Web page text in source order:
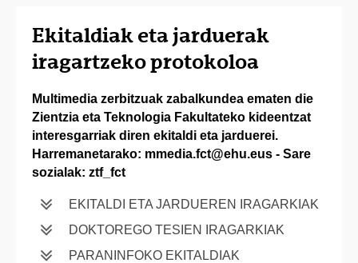
Ekitaldiak eta jarduerak
iragartzeko protokoloa
Multimedia zerbitzuak zabalkundea ematen die
Zientzia eta Teknologia Fakultateko kideentzat
interesgarriak diren ekitaldi eta jarduerei.
Harremanetarako: mmedia.fct@ehu.eus - Sare
sozialak: ztf_fct
EKITALDI ETA JARDUEREN IRAGARKIAK
DOKTOREGO TESIEN IRAGARKIAK
PARANINFOKO EKITALDIAK